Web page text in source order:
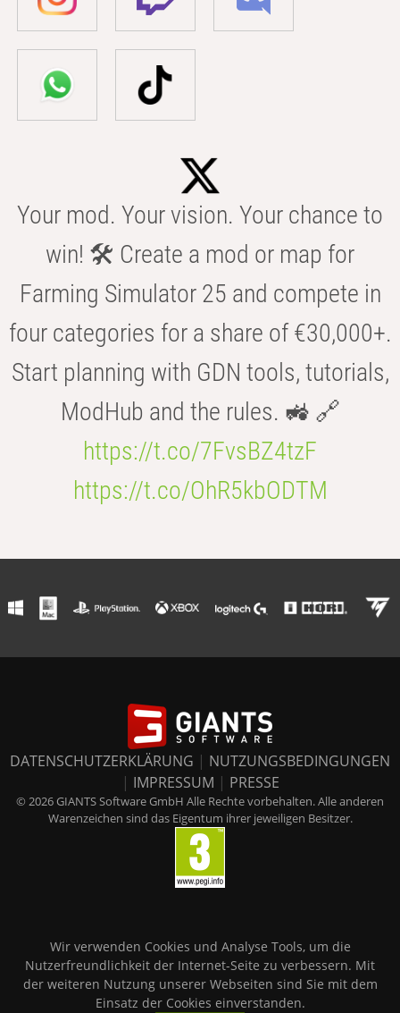
Your mod. Your vision. Your chance to
win! 🛠️ Create a mod or map for
Farming Simulator 25 and compete in
four categories for a share of €30,000+.
Start planning with GDN tools, tutorials,
ModHub and the rules. 🚜 🔗
https://t.co/7FvsBZ4tzF
https://t.co/OhR5kbODTM
DATENSCHUTZERKLÄRUNG | NUTZUNGSBEDINGUNGEN
| IMPRESSUM | PRESSE
© 2026 GIANTS Software GmbH Alle Rechte vorbehalten. Alle anderen
Warenzeichen sind das Eigentum ihrer jeweiligen Besitzer.
Wir verwenden Cookies und Analyse Tools, um die
Nutzerfreundlichkeit der Internet-Seite zu verbessern. Mit
der weiteren Nutzung unserer Webseiten sind Sie mit dem
Einsatz der Cookies einverstanden.